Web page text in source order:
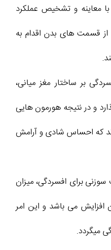
معاینه و تشخیص عملکرد
قسمت های بدن اقدام به
بر ساختار مغز میانی،
و در نتیجه هورمون هایی
که احساس شادی و آرامش
برای افسردگی، میزان
می باشد و این امر
میگردد.